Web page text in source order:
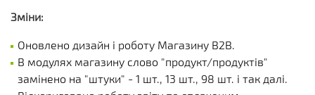
Зміни:
Оновлено дизайн і роботу Магазину B2B.
В модулях магазину слово "продукт/продуктів"
замінено на "штуки" - 1 шт., 13 шт., 98 шт. і так далі.